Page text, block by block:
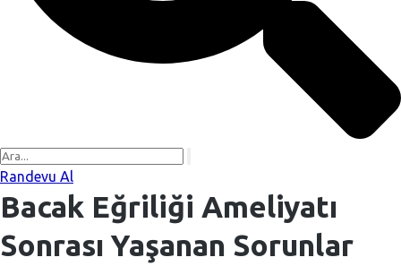
Randevu Al
Bacak Eğriliği Ameliyatı
Sonrası Yaşanan Sorunlar